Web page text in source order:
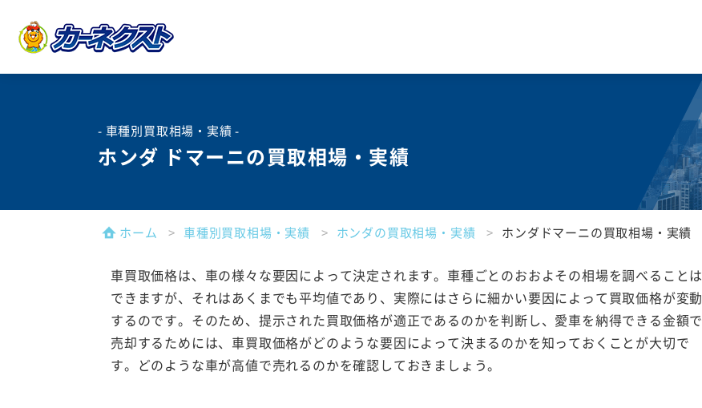
- 車種別買取相場・実績 -
ホンダ ドマーニの買取相場・実績
ホーム 車種別買取相場・実績 ホンダの買取相場・実績 ホンダドマーニの買取相場・実績
車買取価格は、車の様々な要因によって決定されます。車種ごとのおおよその相場を調べることは
できますが、それはあくまでも平均値であり、実際にはさらに細かい要因によって買取価格が変動
するのです。そのため、提示された買取価格が適正であるのかを判断し、愛車を納得できる金額で
売却するためには、車買取価格がどのような要因によって決まるのかを知っておくことが大切で
す。どのような車が高値で売れるのかを確認しておきましょう。